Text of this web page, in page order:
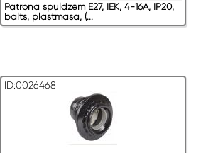
Patrona spuldzēm E27, IEK, 4-16A, IP20,
balts, plastmasa, (...
ID:0026468